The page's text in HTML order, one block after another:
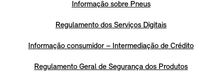
Informação sobre Pneus
Regulamento dos Serviços Digitais
Informação consumidor – Intermediação de Crédito
Regulamento Geral de Segurança dos Produtos